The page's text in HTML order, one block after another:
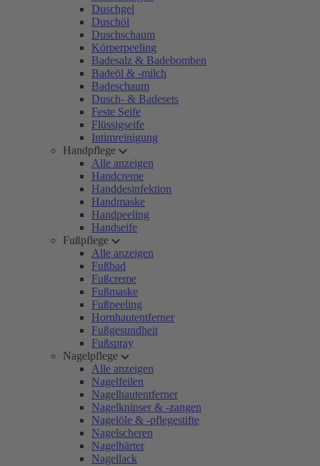
Duschgel
Duschöl
Duschschaum
Körperpeeling
Badesalz & Badebomben
Badeöl & -milch
Badeschaum
Dusch- & Badesets
Feste Seife
Flüssigseife
Intimreinigung
Handpflege
Alle anzeigen
Handcreme
Handdesinfektion
Handmaske
Handpeeling
Handseife
Fußpflege
Alle anzeigen
Fußbad
Fußcreme
Fußmaske
Fußpeeling
Hornhautentferner
Fußgesundheit
Fußspray
Nagelpflege
Alle anzeigen
Nagelfeilen
Nagelhautentferner
Nagelknipser & -zangen
Nagelöle & -pflegestifte
Nagelscheren
Nagelhärter
Nagellack